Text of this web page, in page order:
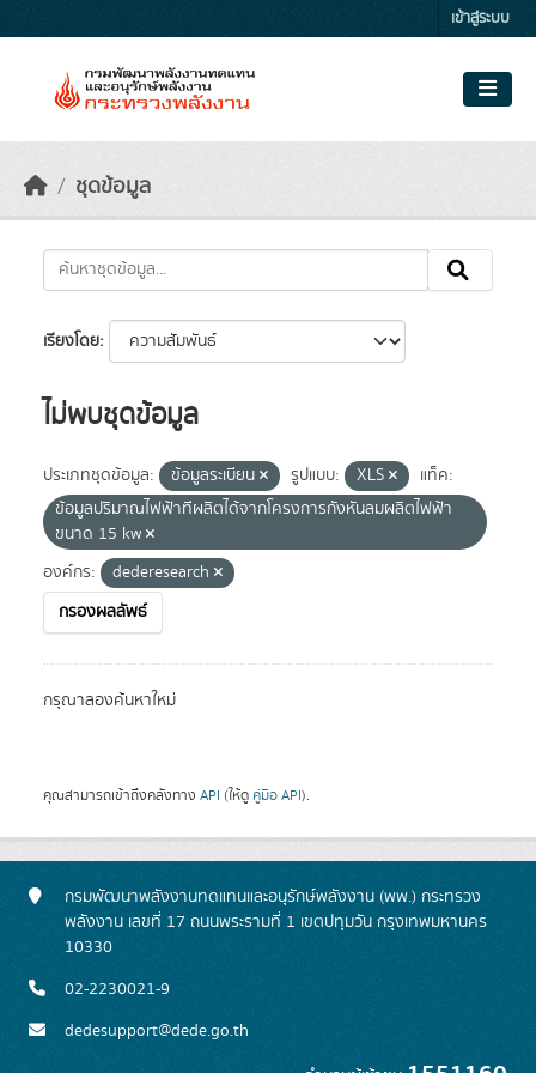
เข้าสู่ระบบ
ชุดข้อมูล
เรียงโดย
ไม่พบชุดข้อมูล
ประเภทชุดข้อมูล: ข้อมูลระเบียน รูปแบบ: XLS
แท็ค:
ข้อมูลปริมาณไฟฟ้าทีผลิตได้จากโครงการกังหันลมผลิตไฟฟ้า
ขนาด 15 kw
องค์กร:
dederesearch
กรองผลลัพธ์
กรุณาลองค้นหาใหม่
คุณสามารถเข้าถึงคลังทาง API (ให้ดู คู่มือ API).
กรมพัฒนาพลังงานทดแทนและอนุรักษ์พลังงาน (พพ.) กระทรวง
พลังงาน เลขที่ 17 ถนนพระรามที่ 1 เขตปทุมวัน กรุงเทพมหานคร
10330
02-2230021-9
dedesupport@dede.go.th